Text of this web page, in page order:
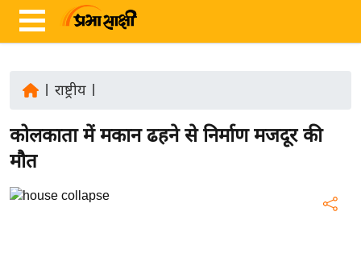
ज़ा
ख
र
राष्ट्रीय|
कोलकाता में मकान ढहने से निर्माण मजदूर की
मौत